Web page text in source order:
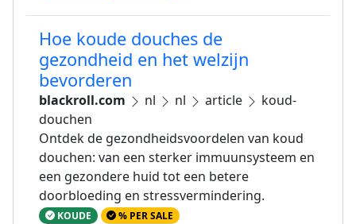
Hoe koude douches de
gezondheid en het welzijn
bevorderen
blackroll.com nl nl article
koud-
douchen
Ontdek de gezondheidsvoordelen van koud
douchen: van een sterker immuunsysteem en
een gezondere huid tot een betere
doorbloeding en stressvermindering.
KOUDE % PER SALE